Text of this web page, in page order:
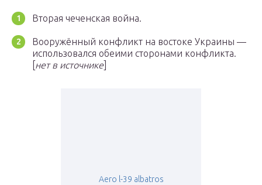
Вторая чеченская война.
Вооружённый конфликт на востоке Украины —
использовался обеими сторонами конфликта.
нет в источнике]
Aero l-39 albatros